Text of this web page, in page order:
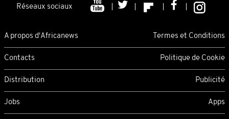
Réseaux sociaux
A propos d'Africanews Termes et Conditions
Contacts Politique de Cookie
Distribution Publicité
Jobs Apps